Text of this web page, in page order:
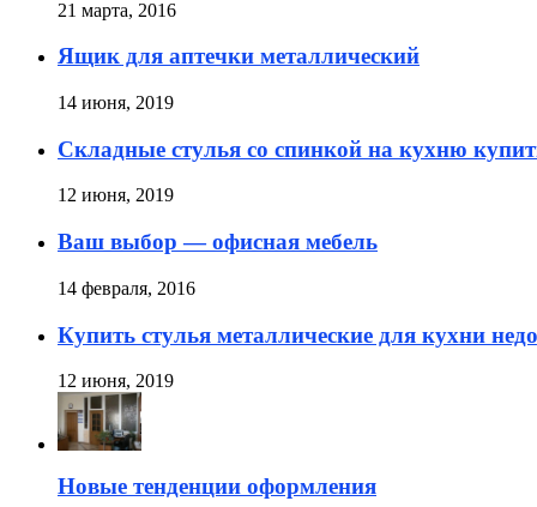
21 марта, 2016
Ящик для аптечки металлический
14 июня, 2019
Складные стулья со спинкой на кухню
12 июня, 2019
Ваш выбор — офисная мебель
14 февраля, 2016
Купить стулья металлические для кухни
12 июня, 2019
Новые тенденции оформления